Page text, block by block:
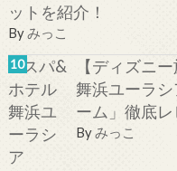
ットを紹介！
Byみっこ
【ディズニ
舞浜ユーラ
ーム」徹底レ
Byみっこ